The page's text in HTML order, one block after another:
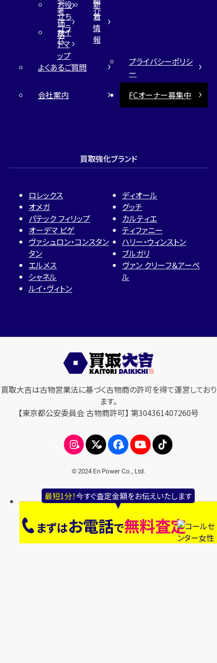
最短1分！今すぐ査定金額をお伝えいたします
まずはお電話で無料査定
考
価
格
介
お役
立ち
コラ
ム
新
着
情
報
サイ
トマ
ップ
よくあるご質問
プライバシーポリシ
ー
会社案内
FCオーナー募集中
買取強化ブランド
ロレックス
オメガ
パテック フィリップ
オーデマ ピゲ
ヴァシュロン・コンスタン
タン
エルメス
シャネル
ルイ・ヴィトン
ディオール
グッチ
カルティエ
ティファニー
ハリー・ウィンストン
ブルガリ
ヴァン クリーフ＆アーペ
ル
買取大吉は古物営業法に基づく古物商の許可を得て運営しており
ます。
【東京都公安委員会 古物商許可】 第304361407260号
© 2024 En Power Co., Ltd.